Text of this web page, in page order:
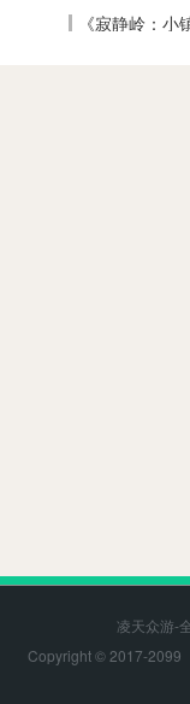
《寂静岭：
凌天众游-
Copyright © 2017-2099